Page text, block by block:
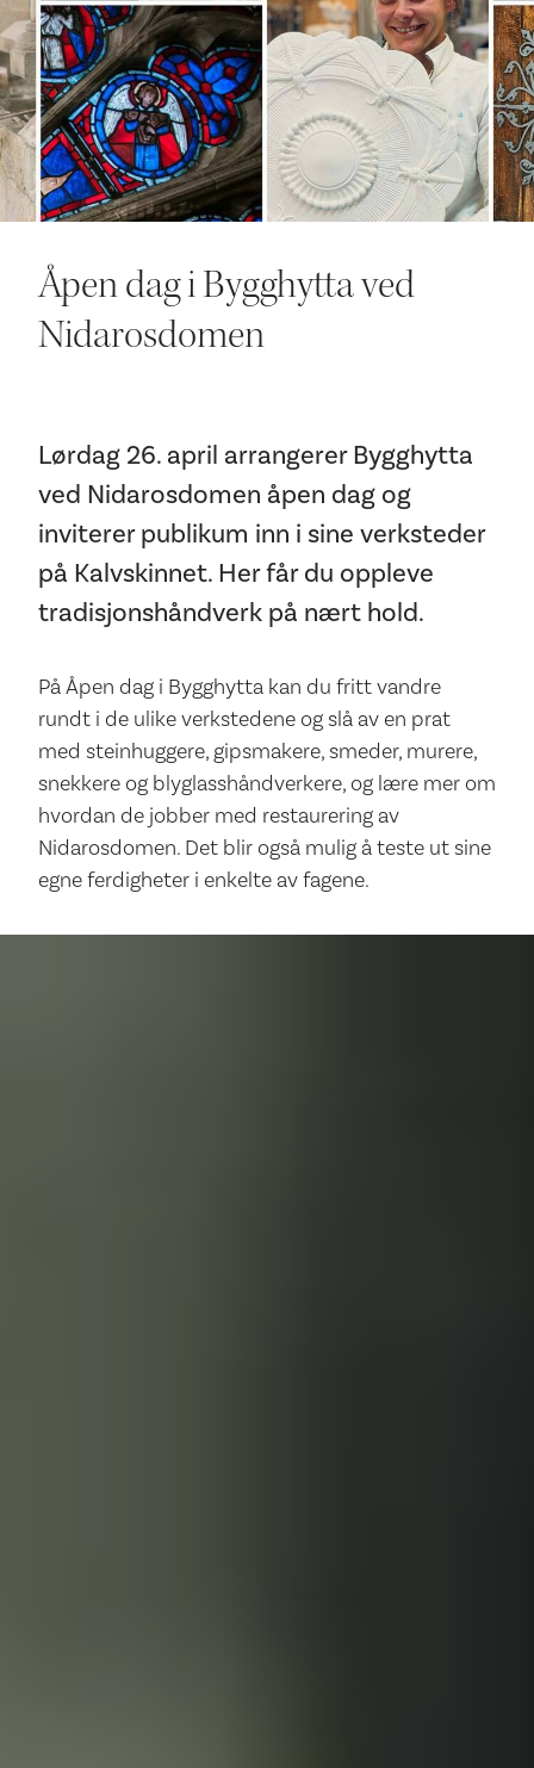
Ditt besøk
Åpen dag i Bygghytta ved
Nidarosdomen
Lørdag 26. april arrangerer Bygghytta
ved Nidarosdomen åpen dag og
inviterer publikum inn i sine verksteder
på Kalvskinnet. Her får du oppleve
tradisjonshåndverk på nært hold.
På Åpen dag i Bygghytta kan du fritt vandre
rundt i de ulike verkstedene og slå av en prat
med steinhuggere, gipsmakere, smeder, murere,
snekkere og blyglasshåndverkere, og lære mer om
hvordan de jobber med restaurering av
Nidarosdomen. Det blir også mulig å teste ut sine
egne ferdigheter i enkelte av fagene.